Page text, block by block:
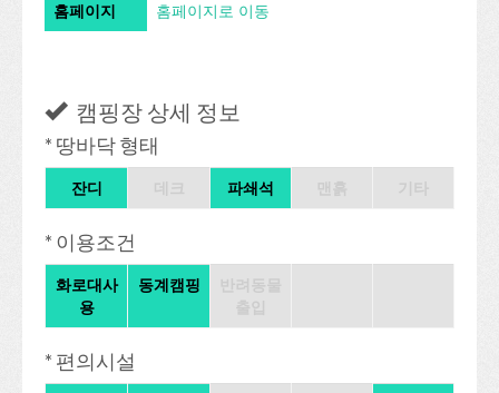
홈페이지 홈페이지로 이동
캠핑장 상세 정보
* 땅바닥 형태
잔디 파쇄석
* 이용조건
화로대사
용
동계캠핑
* 편의시설